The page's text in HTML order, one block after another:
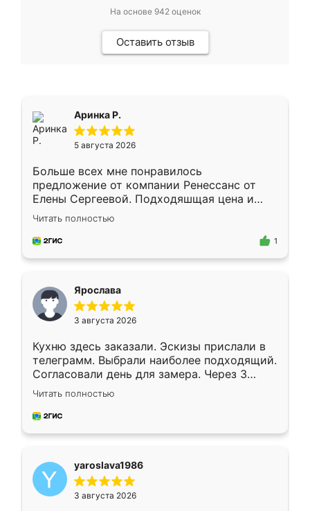
На основе 942оценок
Оставить отзыв
Аринка Р.
5 августа 2026
Больше всех мне понравилось
предложение от компании Ренессанс от
Елены Сергеевой. Подходяшщая цена и
короткие сроки изготовления. Приехавший
для замера сотрудник Владислав
предложил по моему эскизу самый
Читать полностью
1
Ярослава
3 августа 2026
Кухню здесь заказали. Эскизы прислали в
телеграмм. Выбрали наиболее подходящий.
Согласовали день для замера. Через 3
недели кухня была уже готова. Остались
довольны работой. Спасибо Ренессанс
мебель за качественную работу!
Читать полностью
yaroslava1986
3 августа 2026